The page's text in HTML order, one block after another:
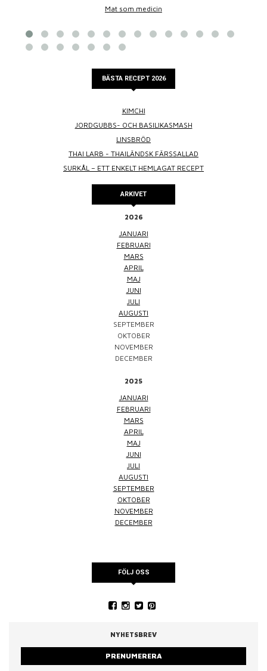
Mat som medicin
BÄSTA RECEPT 2026
KIMCHI
JORDGUBBS- OCH BASILIKASMASH
LINSBRÖD
THAI LARB - THAILÄNDSK FÄRSSALLAD
SURKÅL – ETT ENKELT HEMLAGAT RECEPT
ARKIVET
2026
JANUARI
FEBRUARI
MARS
APRIL
MAJ
JUNI
JULI
AUGUSTI
SEPTEMBER
OKTOBER
NOVEMBER
DECEMBER
2025
JANUARI
FEBRUARI
MARS
APRIL
MAJ
JUNI
JULI
AUGUSTI
SEPTEMBER
OKTOBER
NOVEMBER
DECEMBER
FÖLJ OSS
NYHETSBREV
PRENUMERERA